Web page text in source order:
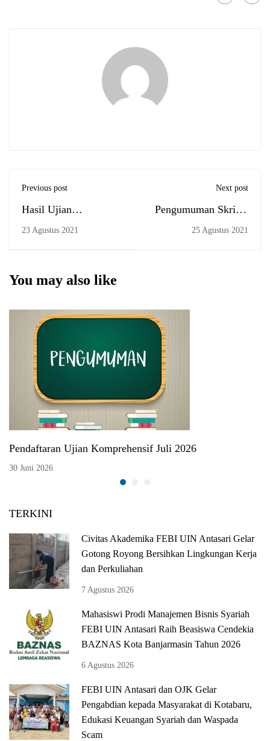
Previous post
Hasil Ujian
Komprehensif Ulang
23 Agustus 2021
Next post
Pengumuman Skripsi
Jurusan Ekonomi
25 Agustus 2021
You may also like
Pendaftaran Ujian Komprehensif Juli 2026
30 Juni 2026
TERKINI
Civitas Akademika FEBI UIN Antasari Gelar
Gotong Royong Bersihkan Lingkungan Kerja
dan Perkuliahan
7 Agustus 2026
Mahasiswi Prodi Manajemen Bisnis Syariah
FEBI UIN Antasari Raih Beasiswa Cendekia
BAZNAS Kota Banjarmasin Tahun 2026
6 Agustus 2026
FEBI UIN Antasari dan OJK Gelar
Pengabdian kepada Masyarakat di Kotabaru,
Edukasi Keuangan Syariah dan Waspada
Scam